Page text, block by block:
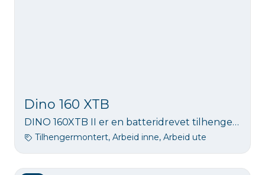
Dino 160 XTB
DINO 160XTB II er en batteridrevet tilhengerlift med 16 meters arbeidshøyde. Den er fleksibel og brukervennlig, og gir sikker tilgang til arbeid på tak, fasade og trær – både for profesjonelle og privatpersoner.
Tilhengermontert, Arbeid inne, Arbeid ute